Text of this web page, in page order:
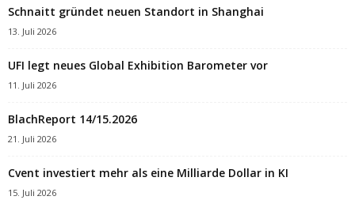
Schnaitt gründet neuen Standort in Shanghai
13. Juli 2026
UFI legt neues Global Exhibition Barometer vor
11. Juli 2026
BlachReport 14/15.2026
21. Juli 2026
Cvent investiert mehr als eine Milliarde Dollar in KI
15. Juli 2026